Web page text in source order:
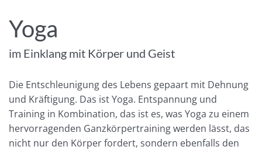
Yoga
im Einklang mit Körper und Geist
Die Entschleunigung des Lebens gepaart mit Dehnung
und Kräftigung. Das ist Yoga. Entspannung und
Training in Kombination, das ist es, was Yoga zu einem
hervorragenden Ganzkörpertraining werden lässt, das
nicht nur den Körper fordert, sondern ebenfalls den